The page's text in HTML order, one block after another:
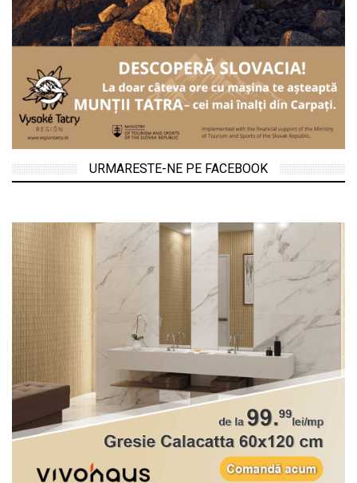
URMARESTE-NE PE FACEBOOK